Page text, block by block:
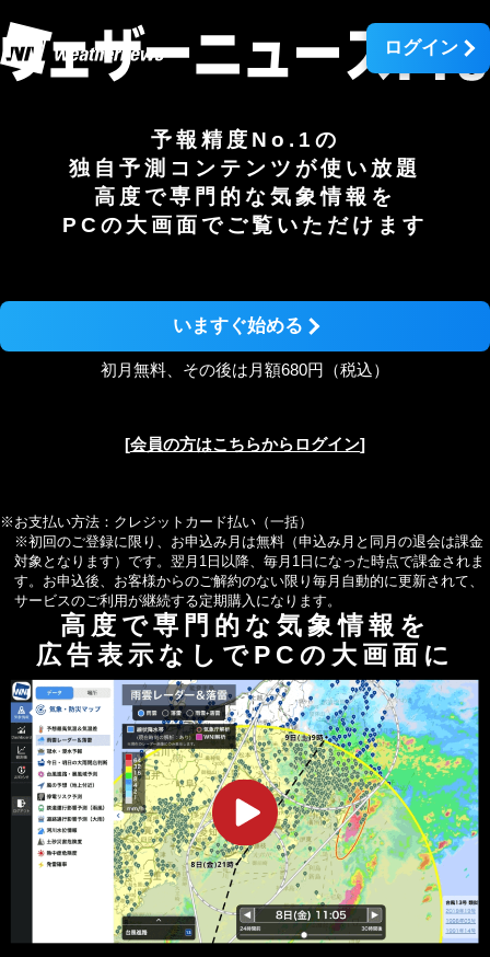
ログイン
予報精度No.1の
独自予測コンテンツが使い放題
高度で専門的な気象情報を
PCの大画面でご覧いただけます
いますぐ始める
初月無料、その後は月額680円（税込）
[会員の方はこちらからログイン]
※お支払い方法：クレジットカード払い（一括）
※初回のご登録に限り、お申込み月は無料（申込み月と同月の退会は課金
対象となります）です。翌月1日以降、毎月1日になった時点で課金されま
す。お申込後、お客様からのご解約のない限り毎月自動的に更新されて、
サービスのご利用が継続する定期購入になります。
高度で専門的な気象情報を
広告表示なしでPCの大画面に